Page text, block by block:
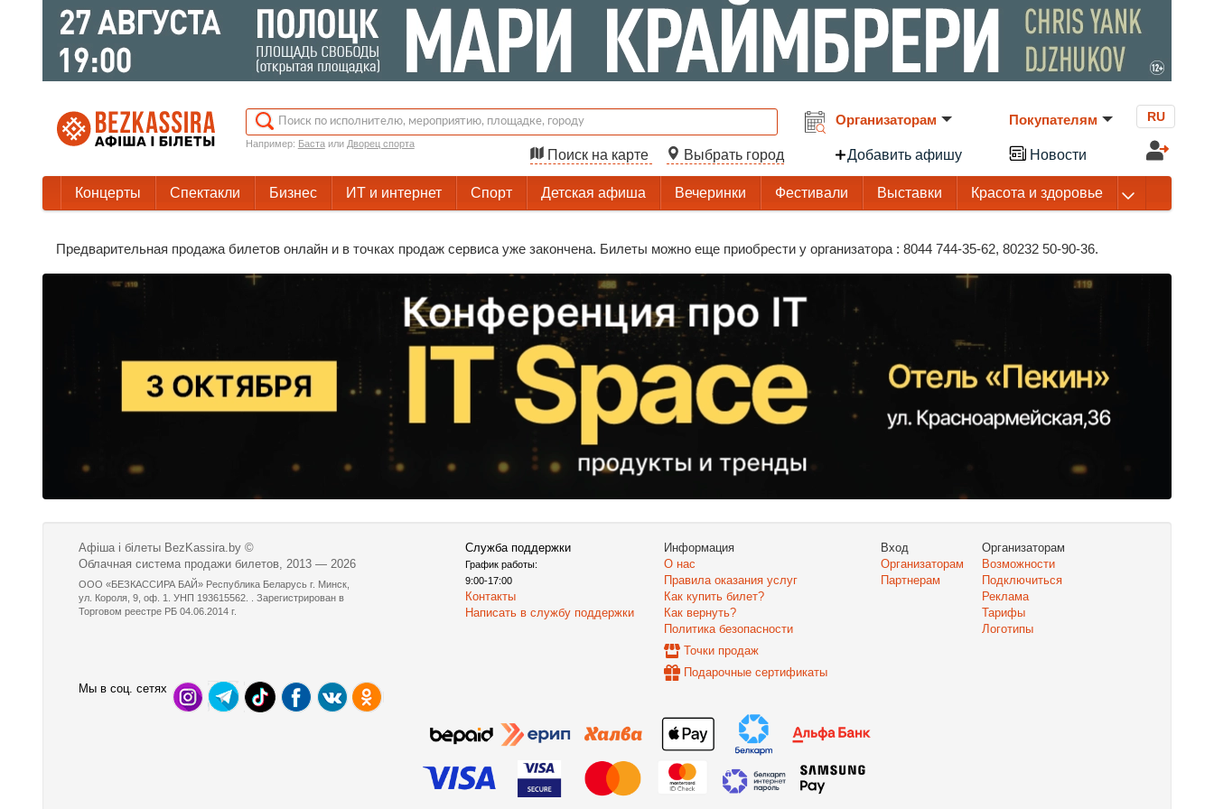
Например: Бастаили Дворец спорта
Поиск на карте Выбрать город
Организаторам
Добавить афишу
Покупателям
Новости
RU
Концерты Спектакли Бизнес ИТ и интернет Спорт Детская афиша Вечеринки Фестивали Выставки Красота и здоровье
Предварительная продажа билетов онлайн и в точках продаж сервиса уже закончена. Билеты можно еще приобрести у организатора : 8044 744-35-62, 80232 50-90-36.
Афіша і білеты BezKassira.by ©
Облачная система продажи билетов, 2013 — 2026
ООО «БЕЗКАССИРА БАЙ» Республика Беларусь г. Минск,
ул. Короля, 9, оф. 1. УНП 193615562. . Зарегистрирован в
Торговом реестре РБ 04.06.2014 г.
Служба поддержки
График работы:
9:00-17:00
Контакты
Написать в службу поддержки
Информация
О нас
Правила оказания услуг
Как купить билет?
Как вернуть?
Политика безопасности
Точки продаж
Подарочные сертификаты
Вход
Организаторам
Партнерам
Организаторам
Возможности
Подключиться
Реклама
Тарифы
Логотипы
Мы в соц. сетях